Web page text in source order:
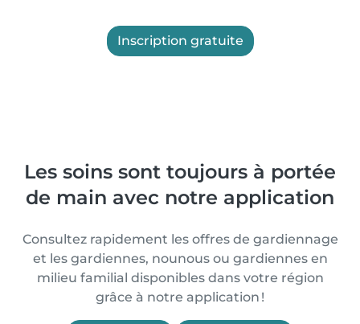
Inscription gratuite
Les soins sont toujours à portée
de main avec notre application
Consultez rapidement les offres de gardiennage
et les gardiennes, nounous ou gardiennes en
milieu familial disponibles dans votre région
grâce à notre application !